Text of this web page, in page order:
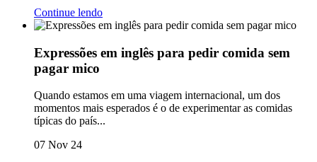
Continue lendo
Expressões em inglês para pedir comida sem
pagar mico
Quando estamos em uma viagem internacional, um dos
momentos mais esperados é o de experimentar as comidas
típicas do país...
07 Nov 24